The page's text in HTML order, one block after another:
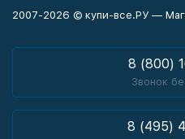
2007-2026 © купи-все.РУ —
8 (800)
Звонок
8 (495)